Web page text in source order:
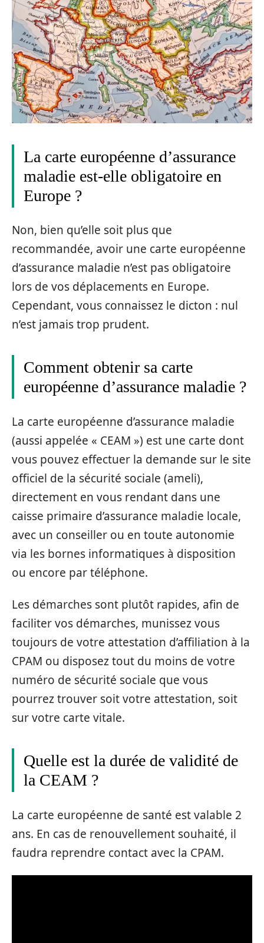
La carte européenne d’assurance
maladie est-elle obligatoire en
Europe ?
Non, bien qu’elle soit plus que
recommandée, avoir une carte européenne
d’assurance maladie n’est pas obligatoire
lors de vos déplacements en Europe.
Cependant, vous connaissez le dicton : nul
n’est jamais trop prudent.
Comment obtenir sa carte
européenne d’assurance maladie ?
La carte européenne d’assurance maladie
(aussi appelée « CEAM ») est une carte dont
vous pouvez effectuer la demande sur le site
officiel de la sécurité sociale (ameli),
directement en vous rendant dans une
caisse primaire d’assurance maladie locale,
avec un conseiller ou en toute autonomie
via les bornes informatiques à disposition
ou encore par téléphone.
Les démarches sont plutôt rapides, afin de
faciliter vos démarches, munissez vous
toujours de votre attestation d’affiliation à la
CPAM ou disposez tout du moins de votre
numéro de sécurité sociale que vous
pourrez trouver soit votre attestation, soit
sur votre carte vitale.
Quelle est la durée de validité de
la CEAM ?
La carte européenne de santé est valable 2
ans. En cas de renouvellement souhaité, il
faudra reprendre contact avec la CPAM.